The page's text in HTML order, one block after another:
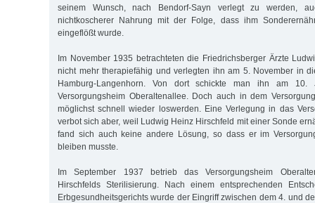
seinem Wunsch, nach Bendorf-Sayn verlegt zu werden,
nichtkoscherer Nahrung mit der Folge, dass ihm
eingeflößt wurde.
Im November 1935 betrachteten die Friedrichsberger Ärzte
nicht mehr therapiefähig und verlegten ihn am 5. November in
Hamburg-Langenhorn. Von dort schickte man ihn am
Versorgungsheim Oberaltenallee. Doch auch in dem
möglichst schnell wieder loswerden. Eine Verlegung in das
verbot sich aber, weil Ludwig Heinz Hirschfeld mit einer Sonde
fand sich auch keine andere Lösung, so dass er im
bleiben musste.
Im September 1937 betrieb das Versorgungsheim
Hirschfelds Sterilisierung. Nach einem entsprechenden
Erbgesundheitsgerichts wurde der Eingriff zwischen dem 4. und